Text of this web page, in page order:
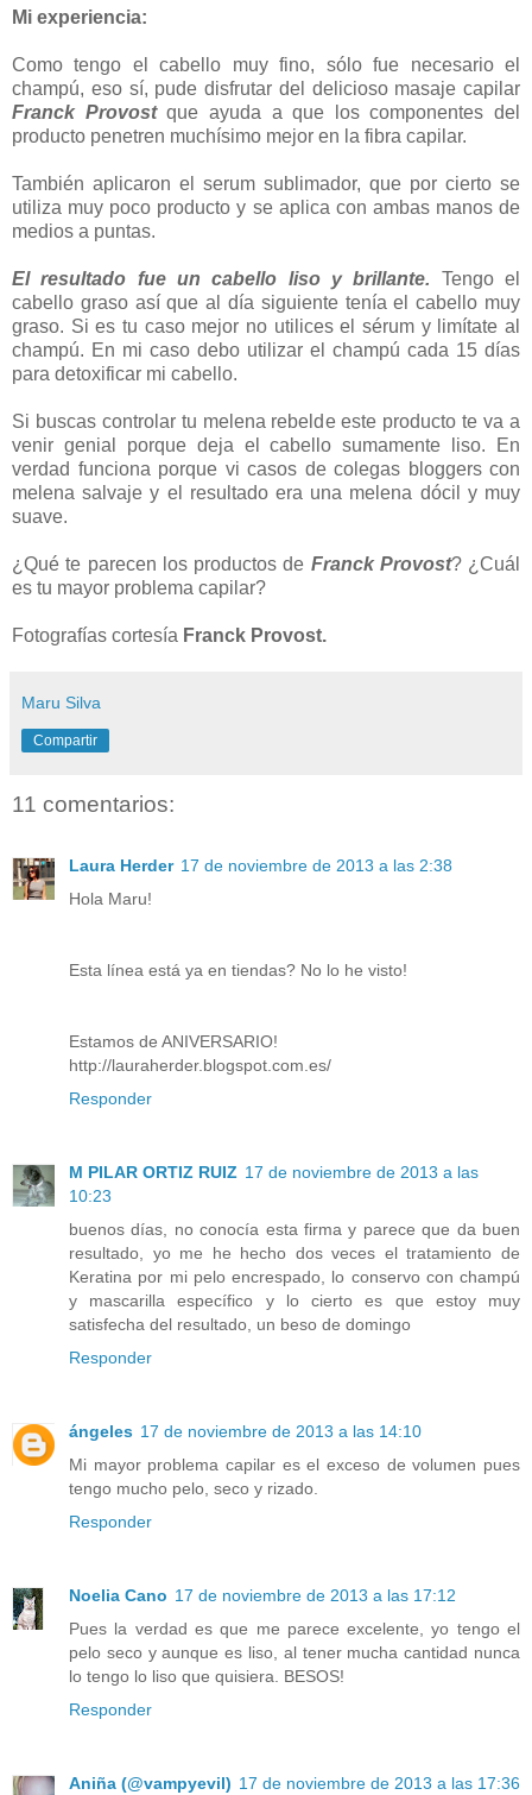
Mi experiencia:
Como tengo el cabello muy fino, sólo fue necesario el
champú, eso sí, pude disfrutar del delicioso masaje capilar
Franck Provostque ayuda a que los componentes del
producto penetren muchísimo mejor en la fibra capilar.
También aplicaron el serum sublimador, que por cierto se
utiliza muy poco producto y se aplica con ambas manos de
medios a puntas.
El resultado fue un cabello liso y brillante. Tengo el
cabello graso así que al día siguiente tenía el cabello muy
graso. Si es tu caso mejor no utilices el sérum y limítate al
champú. En mi caso debo utilizar el champú cada 15 días
para detoxificar mi cabello.
Si buscas controlar tu melena rebelde este producto te va a
venir genial porque deja el cabello sumamente liso. En
verdad funciona porque vi casos de colegas bloggers con
melena salvaje y el resultado era una melena dócil y muy
suave.
¿Qué te parecen los productos de Franck Provost? ¿Cuál
es tu mayor problema capilar?
Fotografías cortesía Franck Provost.
Maru Silva
Compartir
11 comentarios:
Laura Herder 17 de noviembre de 2013 a las 2:38
Hola Maru!
Esta línea está ya en tiendas? No lo he visto!
Estamos de ANIVERSARIO!
http://lauraherder.blogspot.com.es/
Responder
M PILAR ORTIZ RUIZ 17 de noviembre de 2013 a las
10:23
buenos días, no conocía esta firma y parece que da buen
resultado, yo me he hecho dos veces el tratamiento de
Keratina por mi pelo encrespado, lo conservo con champú
y mascarilla específico y lo cierto es que estoy muy
satisfecha del resultado, un beso de domingo
Responder
ángeles 17 de noviembre de 2013 a las 14:10
Mi mayor problema capilar es el exceso de volumen pues
tengo mucho pelo, seco y rizado.
Responder
Noelia Cano 17 de noviembre de 2013 a las 17:12
Pues la verdad es que me parece excelente, yo tengo el
pelo seco y aunque es liso, al tener mucha cantidad nunca
lo tengo lo liso que quisiera. BESOS!
Responder
Aniña (@vampyevil) 17 de noviembre de 2013 a las 17:36